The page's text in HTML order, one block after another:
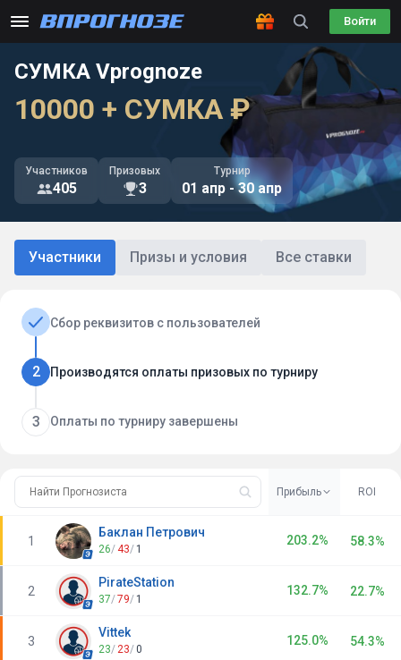
Войти
СУМКА Vprognoze
10000 + СУМКА ₽
Участников
405
Призовых
3
Турнир
01 апр - 30 апр
Участники Призы и условия Все ставки
Сбор реквизитов с пользователей
Производятся оплаты призовых по турниру
Оплаты по турниру завершены
2
3
Прибыль ROI
1
Баклан Петрович
203.2%
26/ 43/ 1
58.3%
2
PirateStation
132.7%
37/79/ 1
22.7%
3
Vittek
125.0%
23/ 23/0
54.3%